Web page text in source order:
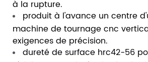
à la rupture.
produit à l'avance un centre
machine de tournage cnc
exigences de précision.
dureté de surface hrc42-56